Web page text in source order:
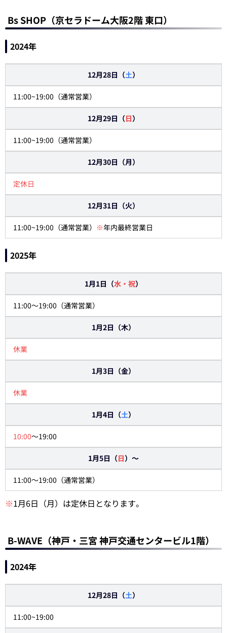
Bs SHOP（京セラドーム大阪2階 東口）
2024年
12月28日（土）
11:00~19:00（通常営業）
12月29日（日）
11:00~19:00（通常営業）
12月30日（月）
定休日
12月31日（火）
11:00~19:00（通常営業） ※年内最終営業日
2025年
1月1日（水・祝）
11:00～19:00（通常営業）
1月2日（木）
休業
1月3日（金）
休業
1月4日（土）
10:00～19:00
1月5日（日）～
11:00～19:00（通常営業）
※1月6日（月）は定休日となります。
B-WAVE（神戸・三宮 神戸交通センタービル1階）
2024年
12月28日（土）
11:00~19:00